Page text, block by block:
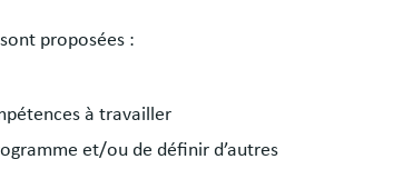
proposées :
à travailler
et/ou de définir d’autres